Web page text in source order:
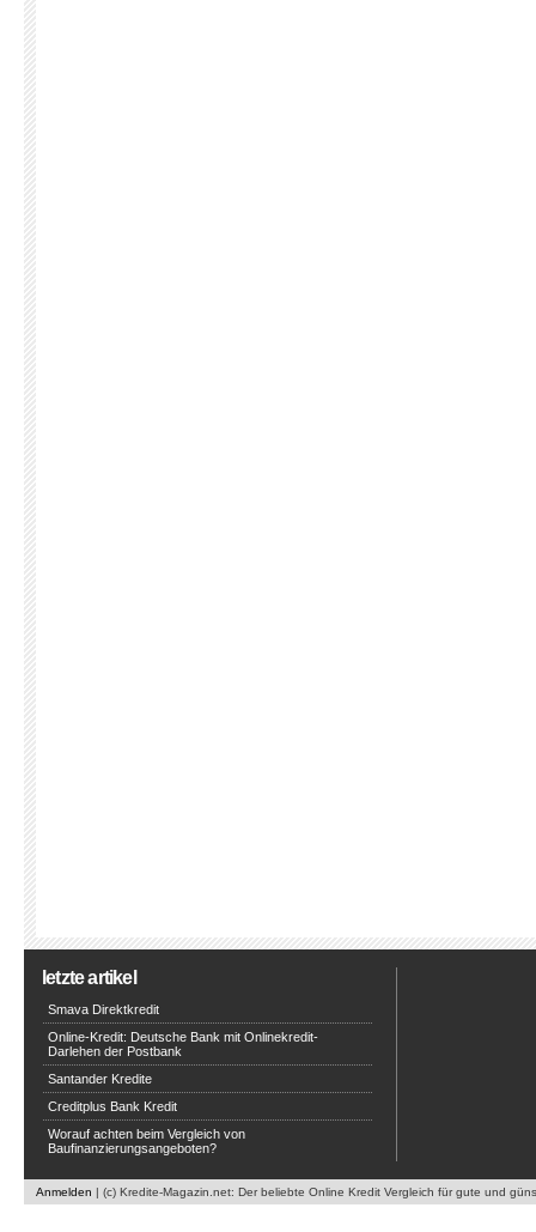
letzte artikel
Smava Direktkredit
Online-Kredit: Deutsche Bank mit Onlinekredit-
Darlehen der Postbank
Santander Kredite
Creditplus Bank Kredit
Worauf achten beim Vergleich von
Baufinanzierungsangeboten?
Anmelden | (c) Kredite-Magazin.net: Der beliebte Online Kredit Vergleich für gute und